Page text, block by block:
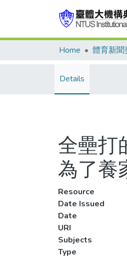
Home 體育新聞
Details
全壘打
為了養
Resource
Date Issued
Date
URI
Subjects
Type